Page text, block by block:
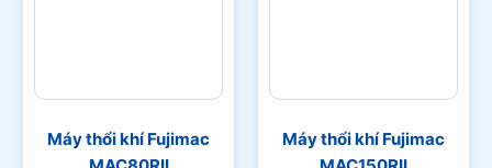
Máy thổi khí Fujimac
Máy thổi khí Fujimac